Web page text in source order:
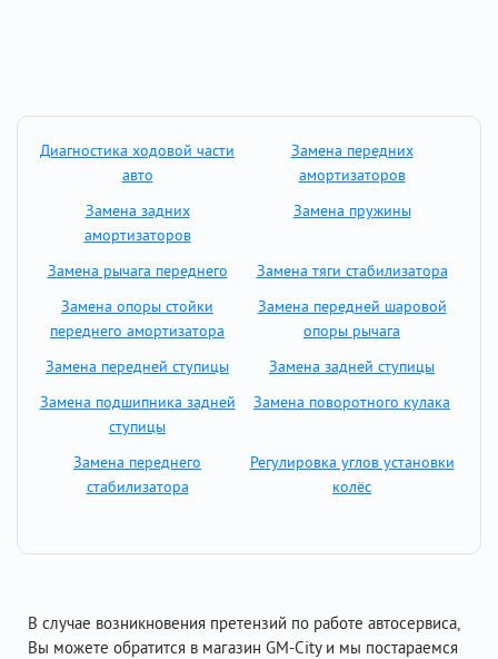
Диагностика ходовой части
авто
Замена передних
амортизаторов
Замена задних
амортизаторов
Замена пружины
Замена рычага переднего
Замена тяги стабилизатора
Замена опоры стойки
переднего амортизатора
Замена передней шаровой
опоры рычага
Замена передней ступицы
Замена задней ступицы
Замена подшипника задней
ступицы
Замена поворотного кулака
Замена переднего
стабилизатора
Регулировка углов установки
колёс
В случае возникновения претензий по работе автосервиса,
Вы можете обратится в магазин GM-City и мы постараемся